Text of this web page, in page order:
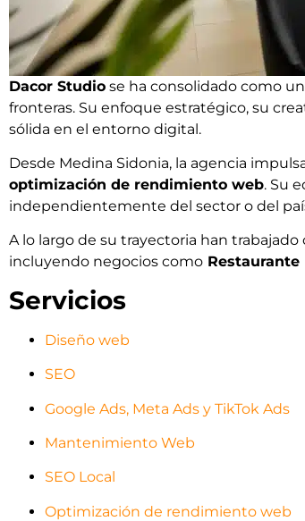
Dacor Studio se ha consolidado como
fronteras. Su enfoque estratégico, su
sólida en el entorno digital.
Desde Medina Sidonia, la agencia
optimización de rendimiento web. Su
independientemente del sector o del
A lo largo de su trayectoria han
incluyendo negocios como Restaurante
Servicios
Diseño web
SEO
Google Ads, Meta Ads y TikTok Ads
Mantenimiento Web
SEO Local
Optimización de rendimiento web